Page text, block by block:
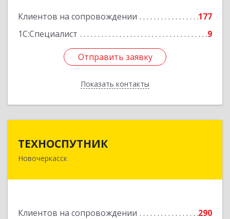
Клиентов на сопровождении
177
1С:Специалист
9
Отправить заявку
Показать контакты
Отправить заявку
Назад
ТЕХНОСПУТНИК
Новочеркасск
Клиентов на сопровождении
290
346400, Ростовская обл, Новочеркасск г,